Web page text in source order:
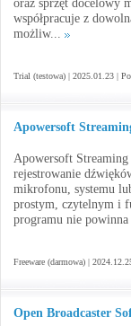
oraz sprzęt docelowy
współpracuje z
możliw...
Trial (testowa) | 2025.01.23 |
Apowersoft
Apowersoft
rejestrowanie
mikrofonu, systemu
prostym, czytelnym i
programu nie
Freeware (darmowa) |
Open Broadcaster